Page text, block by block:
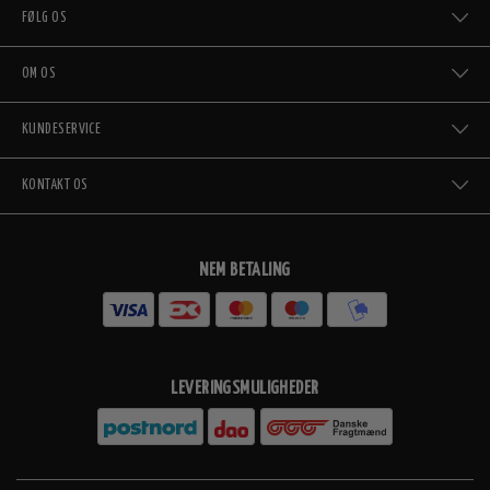
FØLG OS
OM OS
KUNDESERVICE
KONTAKT OS
NEM BETALING
LEVERINGSMULIGHEDER